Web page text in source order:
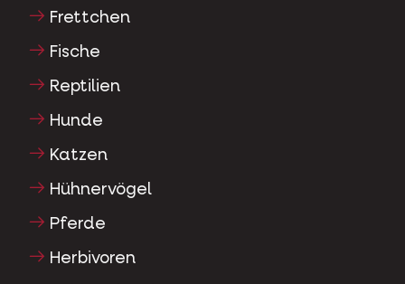
Frettchen
Fische
Reptilien
Hunde
Katzen
Hühnervögel
Pferde
Herbivoren